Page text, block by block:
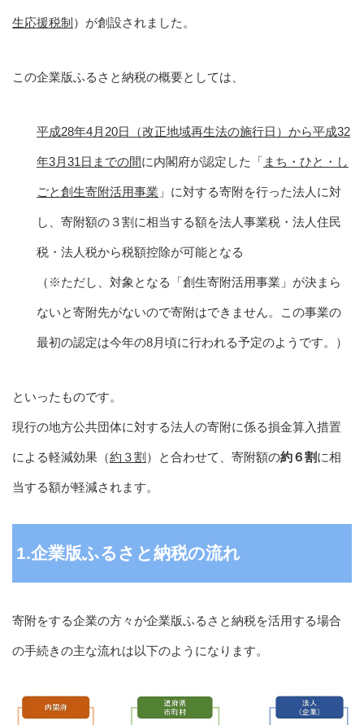
生応援税制 ）が創設されました。
この企業版ふるさと納税の概要としては、
平成28年4月20日（改正地域再生法の施行日）から平成32
年3月31日までの間に内閣府が認定した「 まち・ひと・し
ごと創生寄附活用事業 」に対する寄附を行った法人に対
し、寄附額の３割に相当する額を法人事業税・法人住民
税・法人税から税額控除が可能となる
（※ただし、対象となる「創生寄附活用事業」が決まら
ないと寄附先がないので寄附はできません。この事業の
最初の認定は今年の8月頃に行われる予定のようです。）
といったものです。
現行の地方公共団体に対する法人の寄附に係る損金算入措置
による軽減効果（約３割 ）と合わせて、寄附額の約６割に相
当する額が軽減されます。
1.企業版ふるさと納税の流れ
寄附をする企業の方々が企業版ふるさと納税を活用する場合
の手続きの主な流れは以下のようになります。